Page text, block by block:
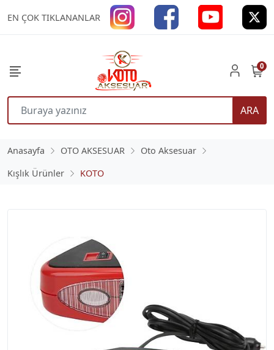
EN ÇOK TIKLANANLAR
ARA
0
Anasayfa OTO AKSESUAR
Oto Aksesuar
Kışlık Ürünler
KOTO